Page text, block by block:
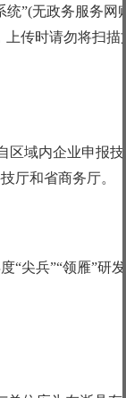
”(无政务服务
传时请勿将扫
区域内企业申报
厅和省商务厅。
“尖兵”“领雁”研